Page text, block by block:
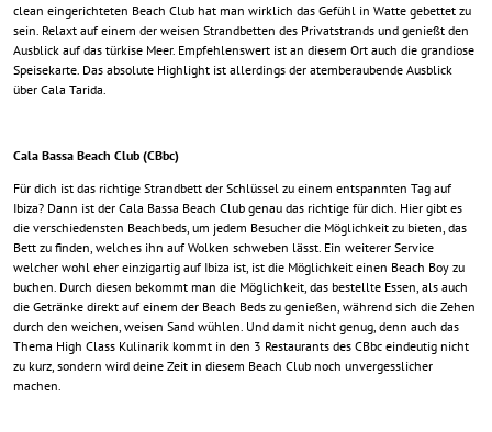
clean eingerichteten Beach Club hat man wirklich das Gefühl in Watte gebettet zu
sein. Relaxt auf einem der weisen Strandbetten des Privatstrands und genießt den
Ausblick auf das türkise Meer. Empfehlenswert ist an diesem Ort auch die grandiose
Speisekarte. Das absolute Highlight ist allerdings der atemberaubende Ausblick
über Cala Tarida.
Cala Bassa Beach Club (CBbc)
Für dich ist das richtige Strandbett der Schlüssel zu einem entspannten Tag auf
Ibiza? Dann ist der Cala Bassa Beach Club genau das richtige für dich. Hier gibt es
die verschiedensten Beachbeds, um jedem Besucher die Möglichkeit zu bieten, das
Bett zu finden, welches ihn auf Wolken schweben lässt. Ein weiterer Service
welcher wohl eher einzigartig auf Ibiza ist, ist die Möglichkeit einen Beach Boy zu
buchen. Durch diesen bekommt man die Möglichkeit, das bestellte Essen, als auch
die Getränke direkt auf einem der Beach Beds zu genießen, während sich die Zehen
durch den weichen, weisen Sand wühlen. Und damit nicht genug, denn auch das
Thema High Class Kulinarik kommt in den 3 Restaurants des CBbc eindeutig nicht
zu kurz, sondern wird deine Zeit in diesem Beach Club noch unvergesslicher
machen.